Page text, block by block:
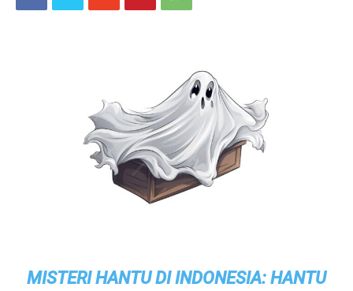
MISTERI HANTU DI INDONESIA: HANTU